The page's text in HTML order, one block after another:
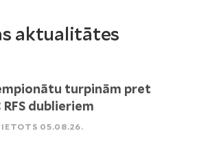
aktualitātes
turpinām pret
RFS dublieriem
05.08.26.